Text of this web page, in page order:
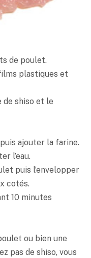
de poulet.
plastiques et
de shiso et le
ajouter la farine.
l’eau.
puis l’envelopper
cotés.
10 minutes
ou bien une
pas de shiso, vous